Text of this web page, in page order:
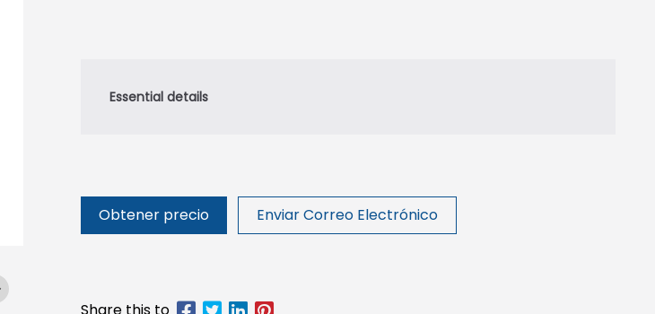
Obtener precio Enviar Correo Electrónico